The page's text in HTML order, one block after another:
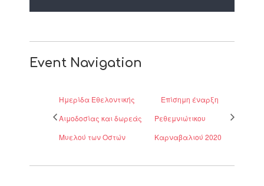
Event Navigation
Ημερίδα Εθελοντικής
Αιμοδοσίας και δωρεάς
Μυελού των Οστών
Επίσημη έναρξη
Ρεθεμνιώτικου
Καρναβαλιού 2020